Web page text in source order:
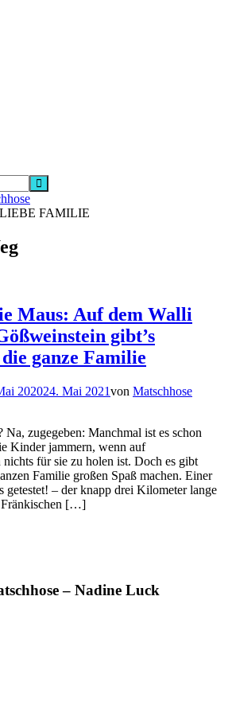
FAMILIE
Maus: Auf dem Walli
gibt’s
ganze Familie
202024. Mai 2021von Matschhose
zugegeben: Manchmal ist es schon
Kinder jammern, wenn auf
für sie zu holen ist. Doch es gibt
Familie großen Spaß machen. Einer
getestet! – der knapp drei Kilometer lange
Fränkischen […]
– Nadine Luck